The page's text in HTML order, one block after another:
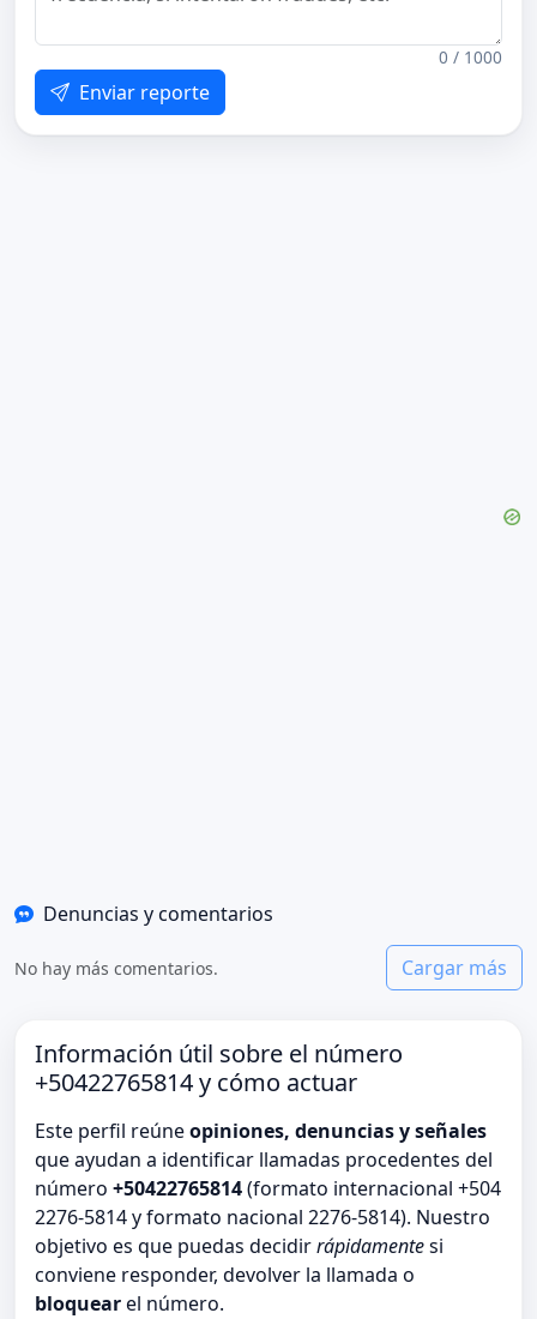
0 / 1000
Enviar reporte
Denuncias y comentarios
No hay más comentarios. Cargar más
Información útil sobre el número
+50422765814 y cómo actuar
Este perfil reúneopiniones, denuncias y señales
que ayudan a identificar llamadas procedentes del
número +50422765814(formato internacional +504
2276-5814 y formato nacional 2276-5814). Nuestro
objetivo es que puedas decidirrápidamentesi
conviene responder, devolver la llamada o
bloquearel número.